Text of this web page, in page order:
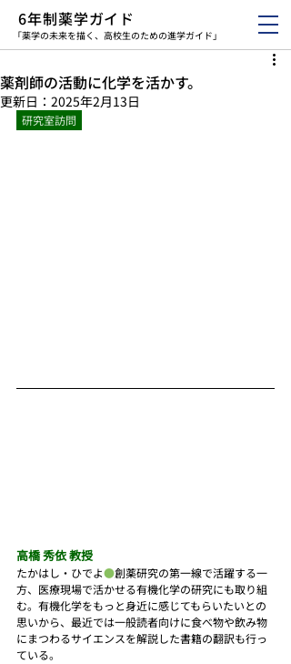
6年制薬学ガイド
「薬学の未来を描く、高校生のための進学ガイド」
薬剤師の活動に化学を活かす。
更新日： 2025年2月13日
研究室訪問
高橋 秀依 教授
たかはし・ひでよ●創薬研究の第一線で活躍する一
方、医療現場で活かせる有機化学の研究にも取り組
む。有機化学をもっと身近に感じてもらいたいとの
思いから、最近では一般読者向けに食べ物や飲み物
にまつわるサイエンスを解説した書籍の翻訳も行っ
ている。